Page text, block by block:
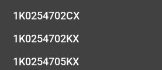
1K0254702CX
1K0254702KX
1K0254705KX